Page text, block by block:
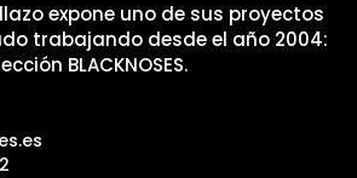
expone uno de sus proyectos
trabajando desde el año 2004:
BLACKNOSES.